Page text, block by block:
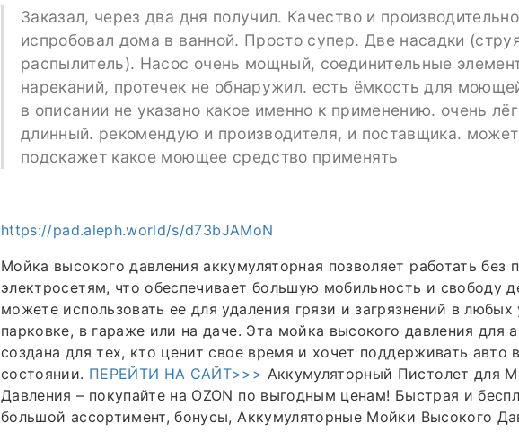
Заказал, через два дня получил. Качество и
испробовал дома в ванной. Просто супер. Две насадки
распылитель). Насос очень мощный, соединительные
нареканий, протечек не обнаружил. есть ёмкость для
в описании не указано какое именно к применению. очень
длинный. рекомендую и производителя, и поставщика.
подскажет какое моющее средство применять
https://pad.aleph.world/s/d73bJAMoN
Мойка высокого давления аккумуляторная позволяет работать без
электросетям, что обеспечивает большую мобильность и свободу
можете использовать ее для удаления грязи и загрязнений в
парковке, в гараже или на даче. Эта мойка высокого давления для
создана для тех, кто ценит свое время и хочет поддерживать авто
состоянии. ПЕРЕЙТИ НА САЙТ>>> Аккумуляторный Пистолет для
Давления – покупайте на OZON по выгодным ценам! Быстрая и
большой ассортимент, бонусы, Аккумуляторные Мойки Высокого